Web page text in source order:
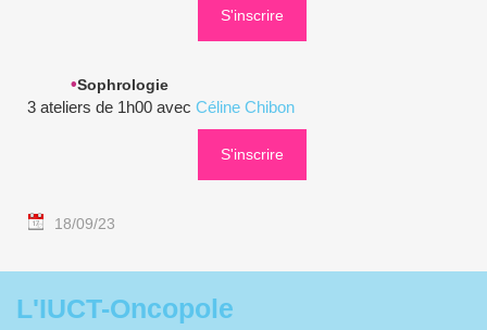
S'inscrire
•Sophrologie
3 ateliers de 1h00 avec Céline Chibon
S'inscrire
18/09/23
L'IUCT-Oncopole